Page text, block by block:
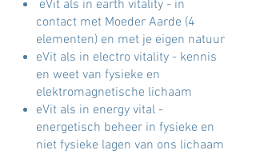
eVit als in earth vitality - in
contact met Moeder Aarde (4
elementen) en met je eigen natuur
eVit als in electro vitality - kennis
en weet van fysieke en
elektromagnetische lichaam
eVit als in energy vital -
energetisch beheer in fysieke en
niet fysieke lagen van ons lichaam